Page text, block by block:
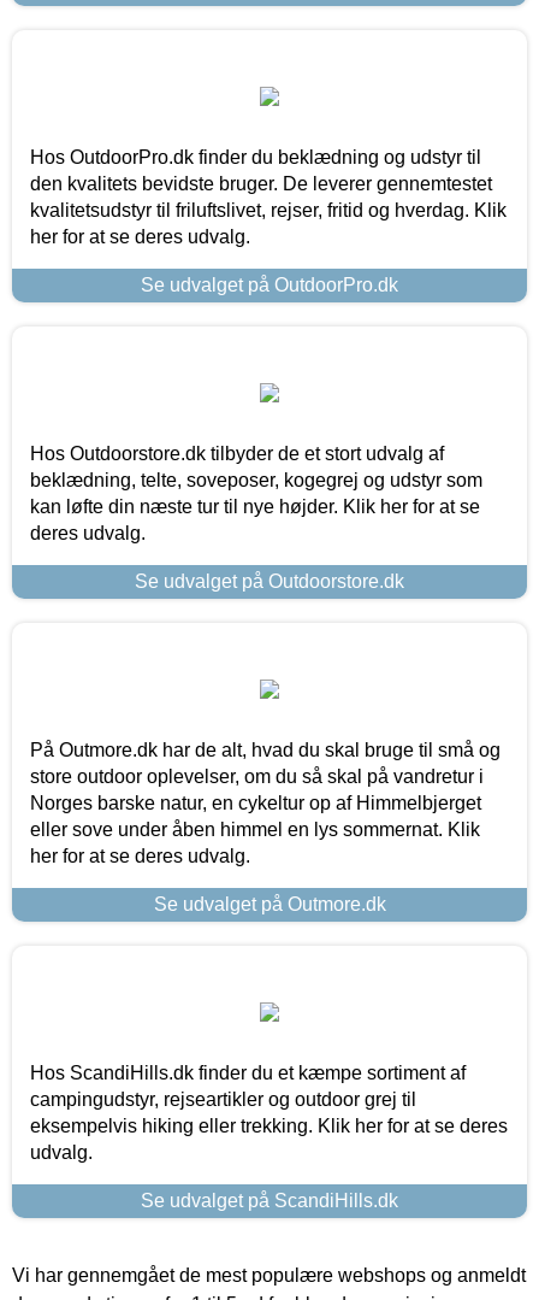
Hos OutdoorPro.dk finder du beklædning og udstyr til
den kvalitets bevidste bruger. De leverer gennemtestet
kvalitetsudstyr til friluftslivet, rejser, fritid og hverdag. Klik
her for at se deres udvalg.
Se udvalget på OutdoorPro.dk
Hos Outdoorstore.dk tilbyder de et stort udvalg af
beklædning, telte, soveposer, kogegrej og udstyr som
kan løfte din næste tur til nye højder. Klik her for at se
deres udvalg.
Se udvalget på Outdoorstore.dk
På Outmore.dk har de alt, hvad du skal bruge til små og
store outdoor oplevelser, om du så skal på vandretur i
Norges barske natur, en cykeltur op af Himmelbjerget
eller sove under åben himmel en lys sommernat. Klik
her for at se deres udvalg.
Se udvalget på Outmore.dk
Hos ScandiHills.dk finder du et kæmpe sortiment af
campingudstyr, rejseartikler og outdoor grej til
eksempelvis hiking eller trekking. Klik her for at se deres
udvalg.
Se udvalget på ScandiHills.dk
Vi har gennemgået de mest populære webshops og anmeldt